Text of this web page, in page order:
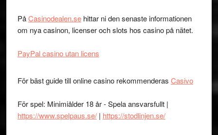
PåCasinodealen.sehittar ni den senaste informationen
om nya casinon, licenser och slots hos casino på nätet.
PayPal casino utan licens
För bäst guide till online casino rekommenderas Casivo
För spel: Minimiålder 18 år - Spela ansvarsfullt |
https://www.spelpaus.se/| https://stodlinjen.se/